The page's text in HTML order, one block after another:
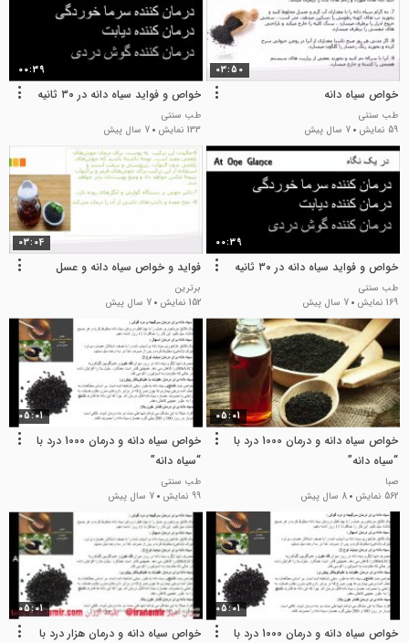
03:50
خواص سیاه دانه
طب سنتی
59 نمایش
7 سال پیش
00:39
خواص و فواید سیاه دانه در ۳۰ ثانیه
طب سنتی
133 نمایش
7 سال پیش
00:39
خواص و فواید سیاه دانه در ۳۰ ثانیه
طب سنتی
169 نمایش
7 سال پیش
03:04
فواید و خواص سیاه دانه و عسل
برترین
152 نمایش
7 سال پیش
05:01
خواص سیاه دانه و درمان 1000 درد با
“سیاه دانه”
صبا
562 نمایش
8 سال پیش
05:01
خواص سیاه دانه و درمان 1000 درد با
“سیاه دانه”
طب سنتی
99 نمایش
7 سال پیش
05:01
خواص سیاه دانه و درمان 1000 درد با
05:01
خواص سیاه دانه و درمان هزار درد با